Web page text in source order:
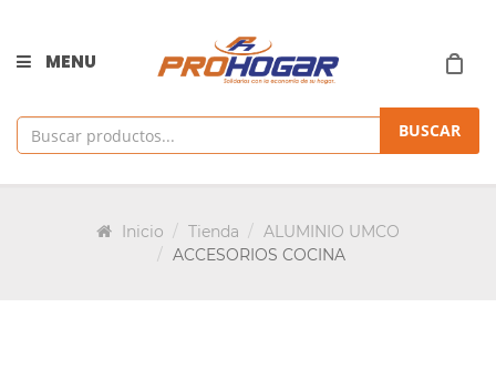
MENU
BUSCAR
Inicio Tienda
ALUMINIO UMCO
ACCESORIOS COCINA